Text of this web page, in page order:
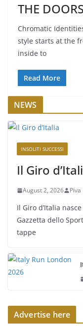
THE
Chromatic
style starts at the
inside to
Read More
NEWS
INSOLITI SUCCESSI
Il Giro
August 2, 2026 Piva
Il Giro d’Italia
Gazzetta dello
tappe
Advertise here